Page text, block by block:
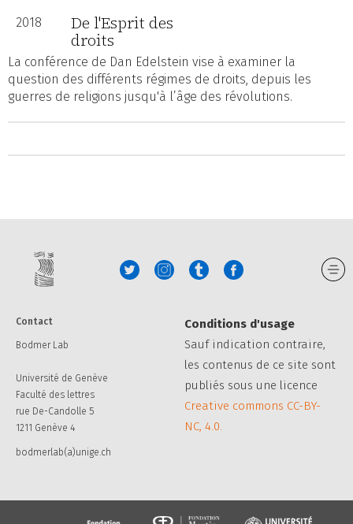
2018 De l'Esprit des
droits
La conférence de Dan Edelstein vise à examiner la
question des différents régimes de droits, depuis les
guerres de religions jusqu'à l’âge des révolutions.
Contact
Bodmer Lab
Université de Genève
Faculté des lettres
rue De-Candolle 5
1211 Genève 4
bodmerlab(a)unige.ch
Conditions d'usage
Sauf indication contraire,
les contenus de ce site sont
publiés sous une licence
Creative commons CC-BY-
NC, 4.0.